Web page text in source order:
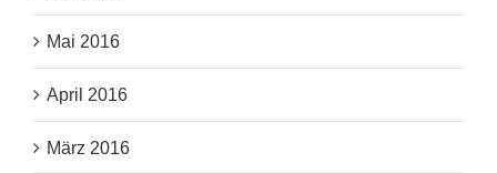
Mai 2016
April 2016
März 2016